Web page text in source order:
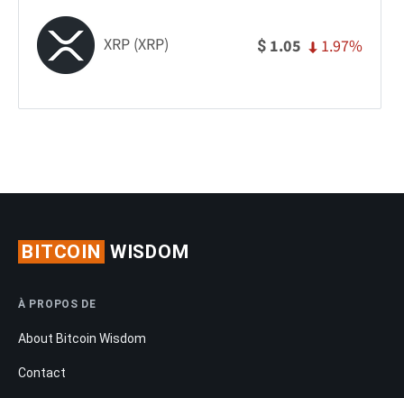
XRP (XRP) $ 1.05 1.97%
BITCOIN WISDOM
À PROPOS DE
About Bitcoin Wisdom
Contact